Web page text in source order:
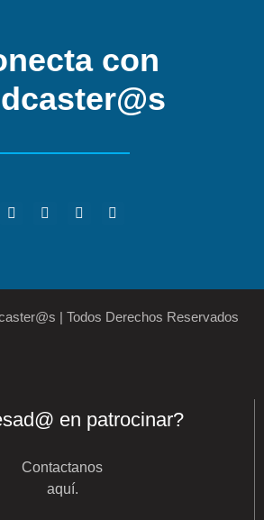
con
| Todos Derechos Reservados
en patrocinar?
Contactanos
aquí.